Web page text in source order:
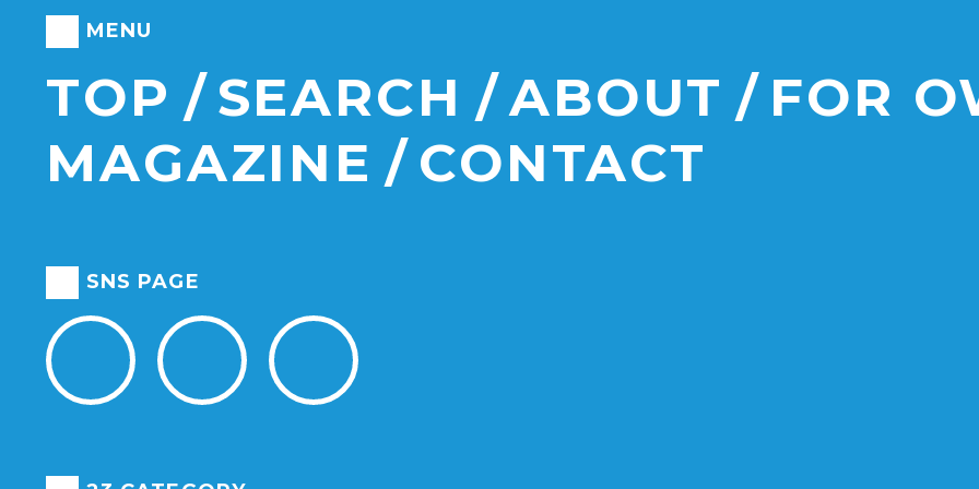
MENU
TOP SEARCH ABOUT
FOR
MAGAZINE
CONTACT
SNS PAGE